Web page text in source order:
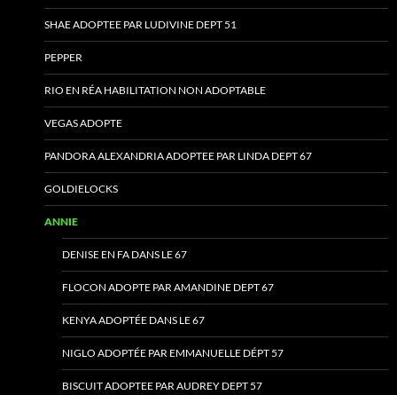
SHAE ADOPTEE PAR LUDIVINE DEPT 51
PEPPER
RIO EN RÉA HABILITATION NON ADOPTABLE
VEGAS ADOPTE
PANDORA ALEXANDRIA ADOPTEE PAR LINDA DEPT 67
GOLDIELOCKS
ANNIE
DENISE EN FA DANS LE 67
FLOCON ADOPTE PAR AMANDINE DEPT 67
KENYA ADOPTÉE DANS LE 67
NIGLO ADOPTÉE PAR EMMANUELLE DÉPT 57
BISCUIT ADOPTEE PAR AUDREY DEPT 57